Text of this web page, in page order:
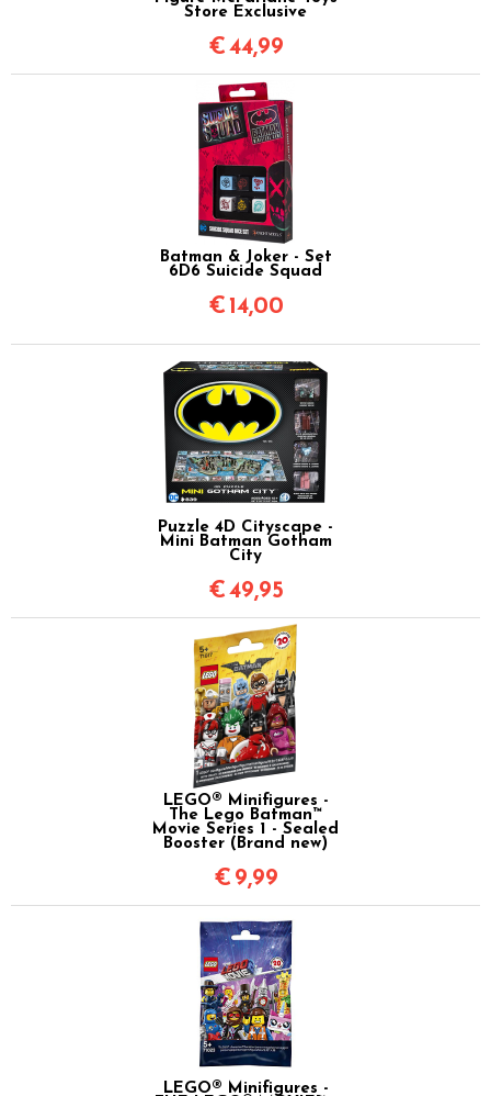
Store Exclusive
€44,99
Batman & Joker - Set
6D6 Suicide Squad
€ 14,00
Puzzle 4D Cityscape -
Mini Batman Gotham
City
€49,95
LEGO® Minifigures -
The Lego Batman™
Movie Series 1 - Sealed
Booster (Brand new)
€ 9,99
LEGO® Minifigures -